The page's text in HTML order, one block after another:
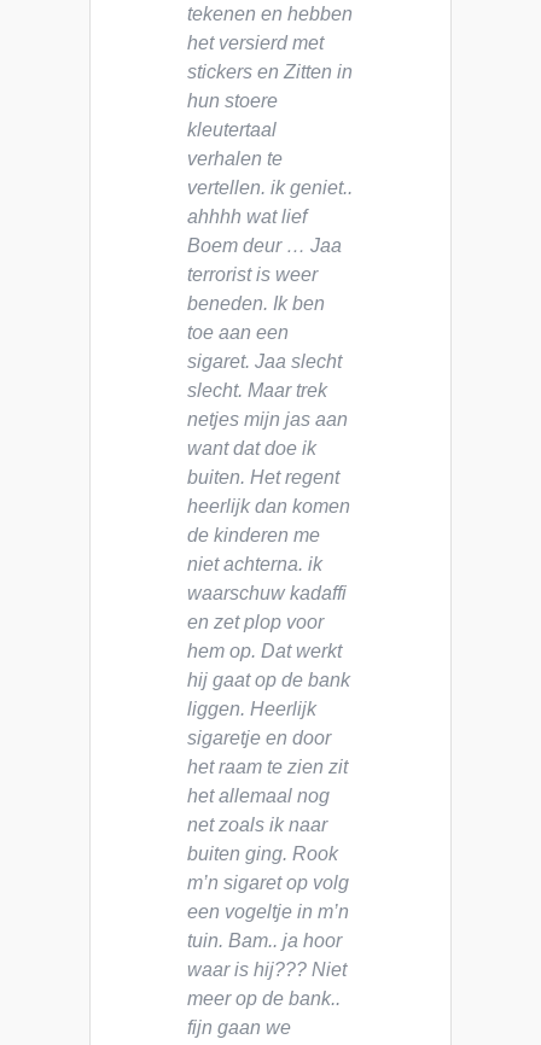
tekenen en hebben
het versierd met
stickers en Zitten in
hun stoere
kleutertaal
verhalen te
vertellen. ik geniet..
ahhhh wat lief
Boem deur … Jaa
terrorist is weer
beneden. Ik ben
toe aan een
sigaret. Jaa slecht
slecht. Maar trek
netjes mijn jas aan
want dat doe ik
buiten. Het regent
heerlijk dan komen
de kinderen me
niet achterna. ik
waarschuw kadaffi
en zet plop voor
hem op. Dat werkt
hij gaat op de bank
liggen. Heerlijk
sigaretje en door
het raam te zien zit
het allemaal nog
net zoals ik naar
buiten ging. Rook
m’n sigaret op volg
een vogeltje in m’n
tuin. Bam.. ja hoor
waar is hij??? Niet
meer op de bank..
fijn gaan we